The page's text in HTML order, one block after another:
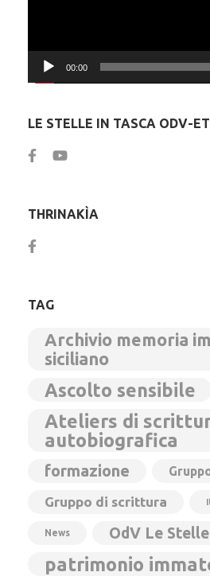
00:00
LE STELLE IN TASCA ODV-
THRINAKÌA
TAG
Archivio memoria
siciliano
Ascolto sensibile
Ateliers di
autobiografica
formazione
Gruppo di scrittura
News OdV Le
patrimonio